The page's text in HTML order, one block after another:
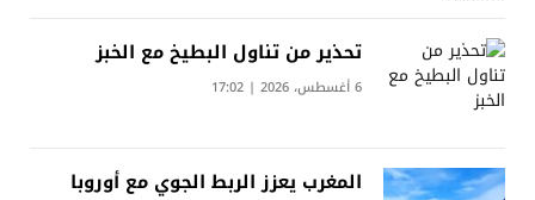
تحذير من تناول البطيخ مع الخبز
6 أغسطس، 2026 | 17:02
المغرب يعزز الربط الجوي مع أوروبا